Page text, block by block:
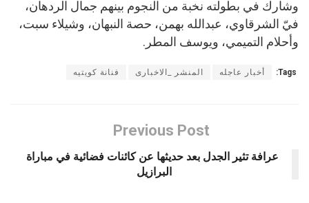
وشارك في بطولته نخبة من النجوم بينهم جمال الردهان،
فيّ الشرقاوي، عبدالله بهمن، حصة النبهان، وشيلاء سبت،
وأحلام التميمي، ويوسف المطر.
Tags: أخبار عاجله المنشر _الاخبارى فنانة كويتيه
Previous Post
عرافة تثير الجدل بعد حديثها عن كائنات فضائية في مباراة
البرازيل ‏